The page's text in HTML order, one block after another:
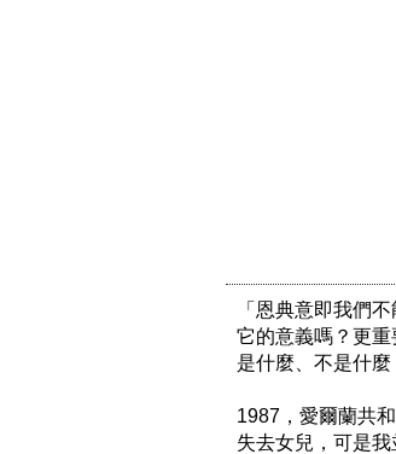
「恩典意即我們
它的意義嗎？更
是什麼、不是什
1987，愛爾蘭共
失去女兒，可是